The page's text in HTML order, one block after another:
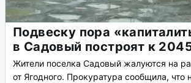
Подвеску пора
в Садовый построят к
Жители поселка Садовый жалуются на
от Ягодного. Прокуратура сообщила, что